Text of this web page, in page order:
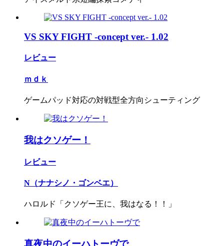
VS SKY FIGHT -concept ver.- 1.02
レビュー
ｍｄｋ
ゲームパッド対応の対戦型全方向シューティング
我はクソゲー！
レビュー
N（ナナシノ・ゴンベエ）
ハロルド「クソゲー王に、我はなる！！」
真夜中のイーハトーヴで